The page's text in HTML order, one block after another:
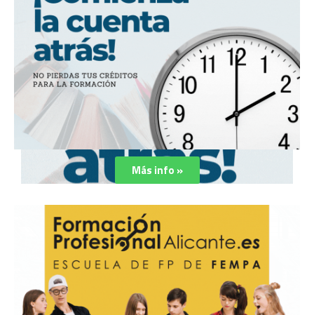
Más info »